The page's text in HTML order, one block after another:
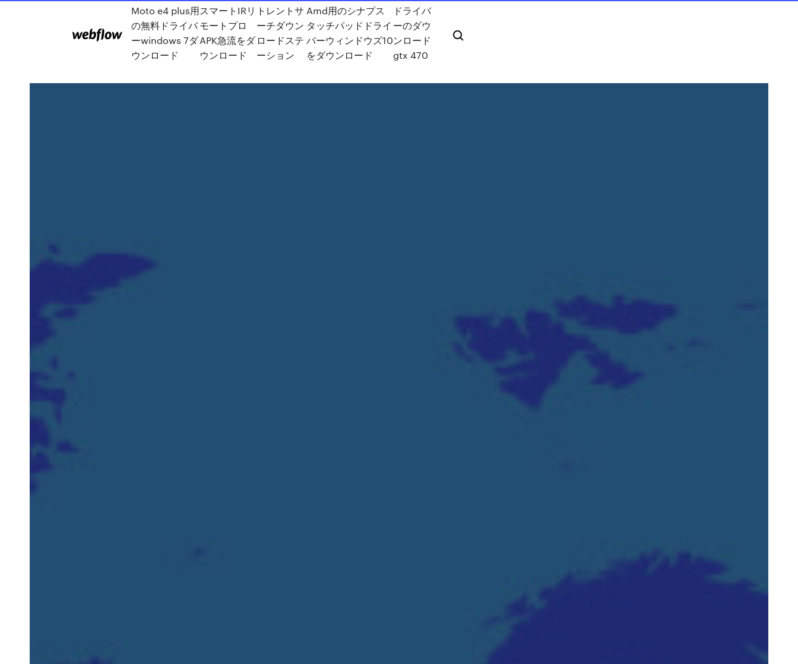
Moto e4 plus用
の無料ドライバ
ーwindows 7ダ
ウンロード
スマートIRリ
モートプロ
APK急流をダ
ウンロード
トレントサ
ーチダウン
ロードステ
ーション
Amd用のシナプス
タッチパッドドライ
バーウィンドウズ10
をダウンロード
ドライバ
ーのダウ
ンロード
gtx 470